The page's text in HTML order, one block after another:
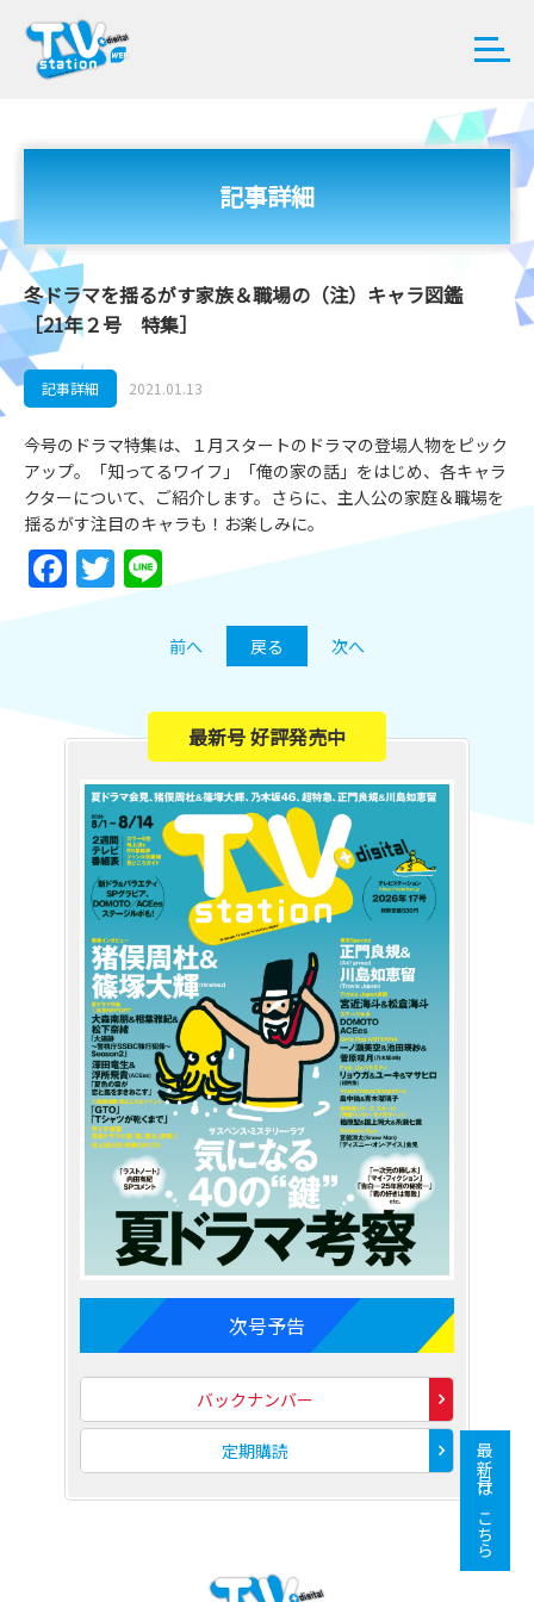
記事詳細
冬ドラマを揺るがす家族＆職場の（注）キャラ図鑑
［21年２号 特集］
記事詳細 2021.01.13
今号のドラマ特集は、１月スタートのドラマの登場人物をピック
アップ。「知ってるワイフ」「俺の家の話」をはじめ、各キャラ
クターについて、ご紹介します。さらに、主人公の家庭＆職場を
揺るがす注目のキャラも！お楽しみに。
Facebook
Twitter
前へ 戻る 次へ
最新号 好評発売中
次号予告
バックナンバー
定期購読 最新号はこちら